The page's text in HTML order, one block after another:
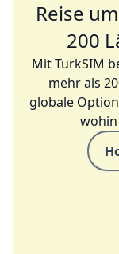
Reise
200
Mit TurkSIM
mehr als
globale